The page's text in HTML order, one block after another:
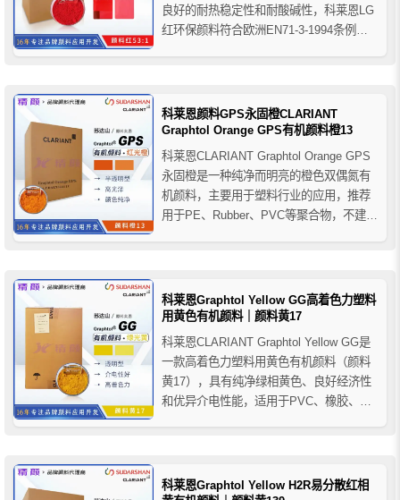
良好的耐热稳定性和耐酸碱性，科莱恩LG
红环保颜料符合欧洲EN71-3-1994条例，
包装和玩具的安全性条例时，推荐使用科
莱恩LG红环保...
科莱恩颜料GPS永固橙CLARIANT
Graphtol Orange GPS有机颜料橙13
科莱恩CLARIANT Graphtol Orange GPS
永固橙是一种纯净而明亮的橙色双偶氮有
机颜料，主要用于塑料行业的应用，推荐
用于PE、Rubber、PVC等聚合物，不建议
科莱恩Graphtol Yellow GG高着色力塑料
用黄色有机颜料｜颜料黄17
科莱恩CLARIANT Graphtol Yellow GG是
一款高着色力塑料用黄色有机颜料（颜料
黄17），具有纯净绿相黄色、良好经济性
和优异介电性能，适用于PVC、橡胶、
科莱恩Graphtol Yellow H2R易分散红相